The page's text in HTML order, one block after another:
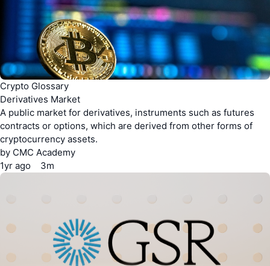
Crypto Glossary
Derivatives Market
A public market for derivatives, instruments such as futures
contracts or options, which are derived from other forms of
cryptocurrency assets.
by CMC Academy
1yr ago 3m